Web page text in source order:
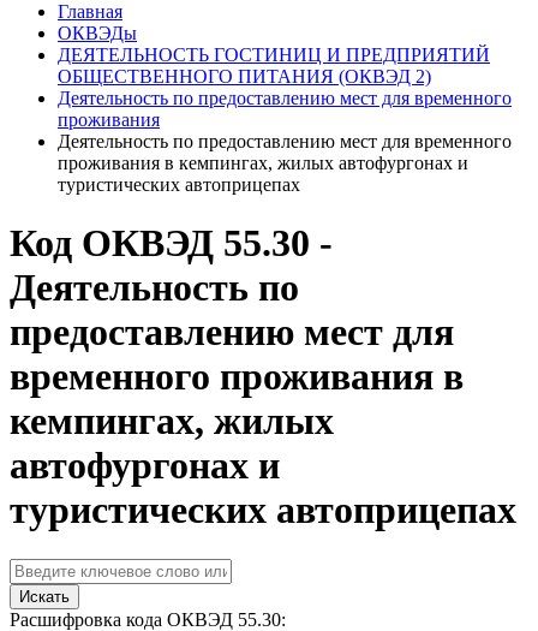
Главная
ОКВЭДы
ДЕЯТЕЛЬНОСТЬ ГОСТИНИЦ И ПРЕДПРИЯТИЙ
ОБЩЕСТВЕННОГО ПИТАНИЯ (ОКВЭД 2)
Деятельность по предоставлению мест для временного
проживания
Деятельность по предоставлению мест для временного
проживания в кемпингах, жилых автофургонах и
туристических автоприцепах
Код ОКВЭД 55.30 -
Деятельность по
предоставлению мест для
временного проживания в
кемпингах, жилых
автофургонах и
туристических автоприцепах
Искать
Расшифровка кода ОКВЭД 55.30: